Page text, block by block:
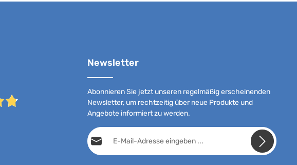
Newsletter
Abonnieren Sie jetzt unseren regelmäßig erscheinenden
Newsletter, um rechtzeitig über neue Produkte und
Angebote informiert zu werden.
E-Mail-Adresse*